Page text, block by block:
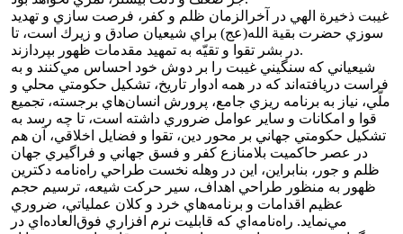
غيبت ذخيرة الهي در آخرالزمان ظلم و كفر، فرصت سازي و تهديد
سوزي حضرت بقية الله(عج) براي شيعيان صادق و زيرك است، تا
در بشر تقوا و تقيّه به تمهيد مقدمات ظهور بپردازند.
شيعياني كه سنگيني غيبت را بر دوش خود احساس مي‌كنند و به
فراست دريافته‌اند كه در همه ادوار تاريخ، تشكيل حكومتي محلي و
ملّي، نياز به برنامه ريزي جامع، پرورش انسان‌هاي برجسته، تجميع
قوا و امكانات و ساير عوامل ضروري داشته است، تا چه رسد به
تشكيل حكومتي جهاني بر محور دين، تقوا و فضايل اخلاقي، آن هم
در عصر حاكميت بلامنازع كفر و فسق جهاني و فراگيري جهان
ظلم و جور، بنابراين، اين در وهله نخست طراحي راه‌نامه دكترين
ظهور به منظور طراحي اهداف، سير حركت شيعه، ترسيم حجم
عظيم اقدامات و برنامه‌هاي خرد و كلان عملياتي، ضروري
مي‌نمايد. راه‌نامه‌اي كه قابليت نرم افزاري فوق‌العاده‌اي در